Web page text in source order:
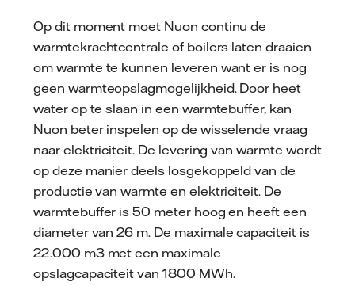
Op dit moment moet Nuon continu de
warmtekrachtcentrale of boilers laten draaien
om warmte te kunnen leveren want er is nog
geen warmteopslagmogelijkheid. Door heet
water op te slaan in een warmtebuffer, kan
Nuon beter inspelen op de wisselende vraag
naar elektriciteit. De levering van warmte wordt
op deze manier deels losgekoppeld van de
productie van warmte en elektriciteit. De
warmtebuffer is 50 meter hoog en heeft een
diameter van 26 m. De maximale capaciteit is
22.000 m3 met een maximale
opslagcapaciteit van 1800 MWh.